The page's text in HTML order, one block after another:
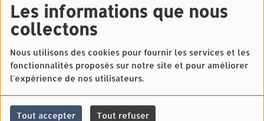
Les informations que nous
collectons
Nous utilisons des cookies pour fournir les services et les
fonctionnalités proposés sur notre site et pour améliorer
l'expérience de nos utilisateurs.
Tout accepter Tout refuser
Le laboratoire privé LARECO situé à Aye recrute